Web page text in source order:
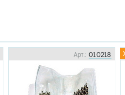
Арт.:010218